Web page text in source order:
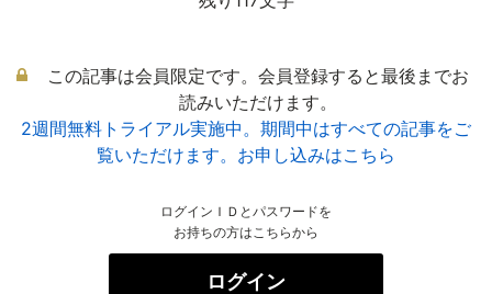
この記事は会員限定です。会員登録すると最後までお
読みいただけます。
2週間無料トライアル実施中。期間中はすべての記事をご
覧いただけます。お申し込みはこちら
ログインＩＤとパスワードを
お持ちの方はこちらから
ログイン